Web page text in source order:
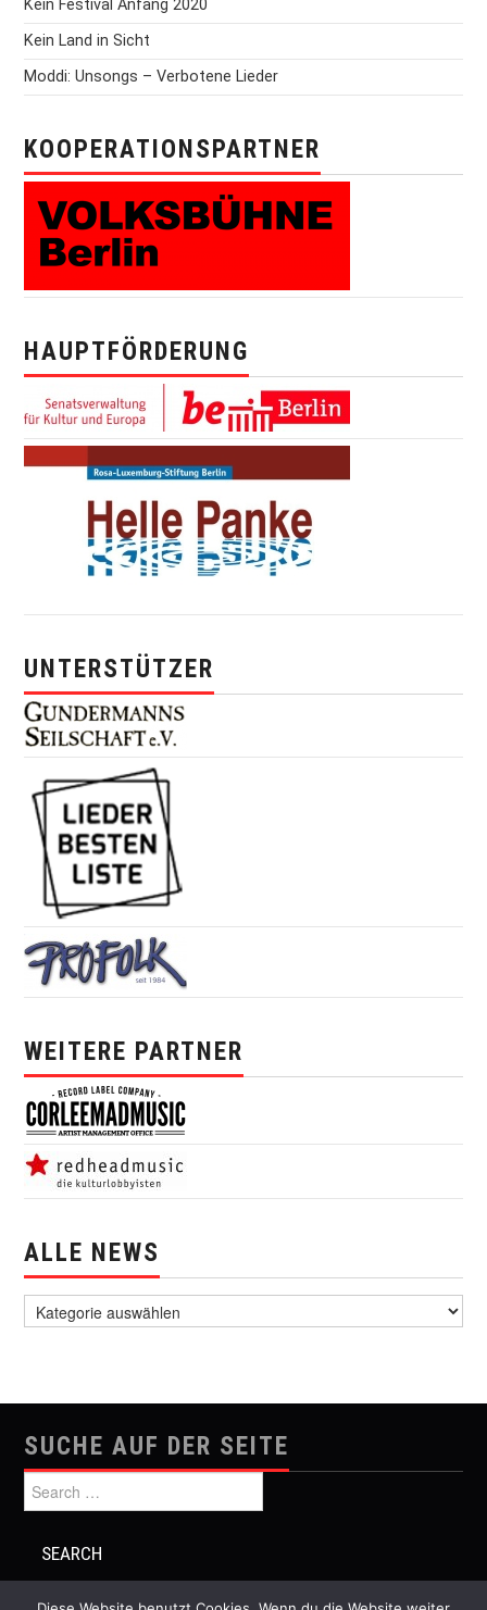
Kein Festival Anfang 2020
Kein Land in Sicht
Moddi: Unsongs – Verbotene Lieder
KOOPERATIONSPARTNER
HAUPTFÖRDERUNG
UNTERSTÜTZER
WEITERE PARTNER
ALLE NEWS
SUCHE AUF DER SEITE
Search for: